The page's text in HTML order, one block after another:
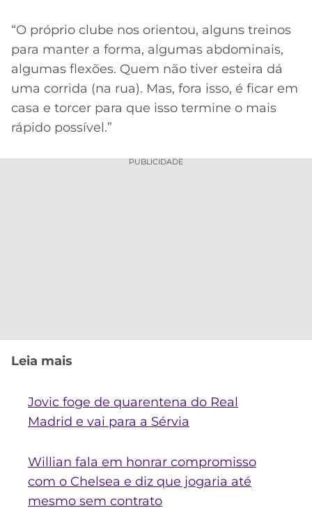
“O próprio clube nos orientou, alguns treinos
para manter a forma, algumas abdominais,
algumas flexões. Quem não tiver esteira dá
uma corrida (na rua). Mas, fora isso, é ficar em
casa e torcer para que isso termine o mais
rápido possível.”
PUBLICIDADE
Leia mais
Jovic foge de quarentena do Real
Madrid e vai para a Sérvia
Willian fala em honrar compromisso
com o Chelsea e diz que jogaria até
mesmo sem contrato